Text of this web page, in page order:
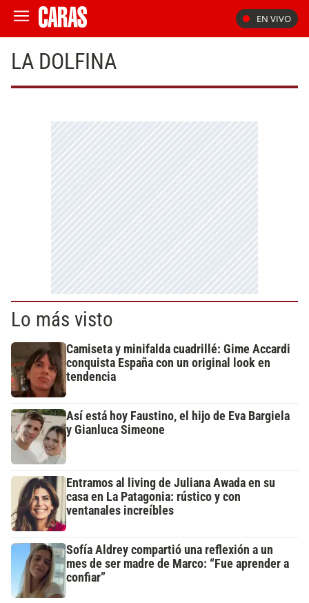
EN VIVO
LA DOLFINA
Lo más visto
Camiseta y minifalda cuadrillé: Gime Accardi
conquista España con un original look en
tendencia
Así está hoy Faustino, el hijo de Eva Bargiela
y Gianluca Simeone
Entramos al living de Juliana Awada en su
casa en La Patagonia: rústico y con
ventanales increíbles
Sofía Aldrey compartió una reflexión a un
mes de ser madre de Marco: “Fue aprender a
confiar”